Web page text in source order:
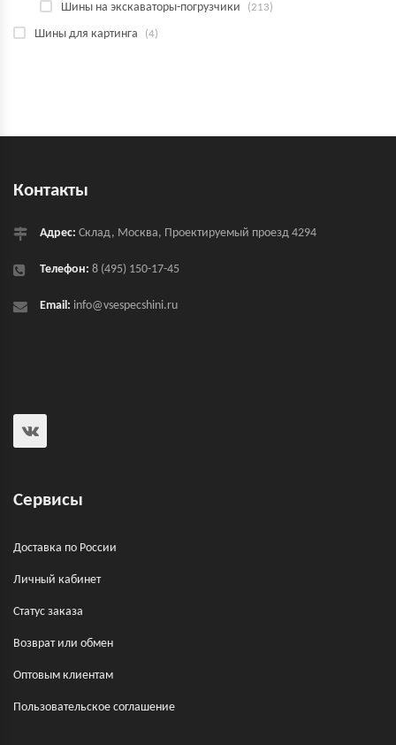
Шины на экскаваторы-погрузчики (213)
Шины для картинга (4)
Контакты
Адрес: Склад, Москва, Проектируемый проезд 4294
Телефон: 8 (495) 150-17-45
Email: info@vsespecshini.ru
Сервисы
Доставка по России
Личный кабинет
Статус заказа
Возврат или обмен
Оптовым клиентам
Пользовательское соглашение